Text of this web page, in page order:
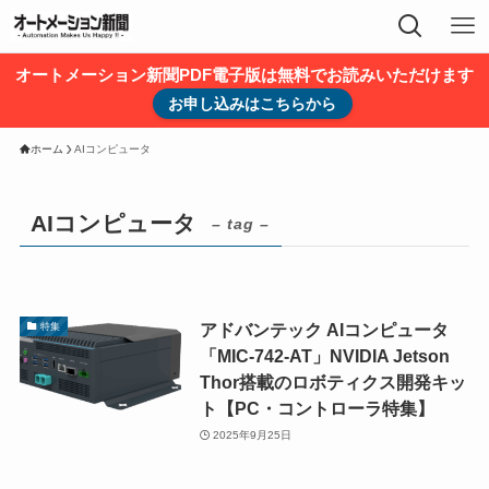
オートメーション新聞PDF電子版は無料でお読みいただけます
お申し込みはこちらから
ホーム AIコンピュータ
AIコンピュータ – tag –
特集
アドバンテック AIコンピュータ
「MIC-742-AT」NVIDIA Jetson
Thor搭載のロボティクス開発キッ
ト【PC・コントローラ特集】
2025年9月25日